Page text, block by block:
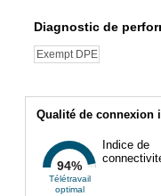
Diagnostic de
Exempt DPE
Qualité de connexion
94%
Télétravail
optimal
Indice de